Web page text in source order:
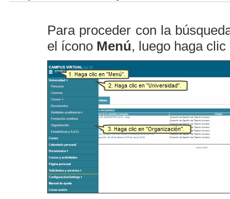
Para proceder con la
el ícono Menú, luego haga